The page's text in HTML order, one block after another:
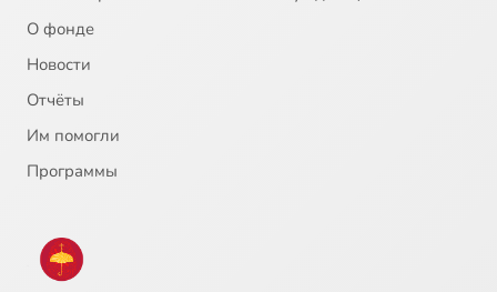
О фонде
Новости
Отчёты
Им помогли
Программы